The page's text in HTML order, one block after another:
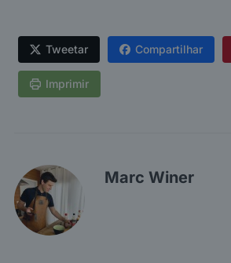
Tweetar Compartilhar
Imprimir
Marc Winer